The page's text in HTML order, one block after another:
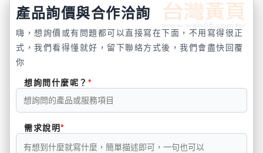
產品詢價與合作洽詢
嗨，想詢價或有問題都可以直接寫在下面，不用寫得很正
式，我們看得懂就好，留下聯絡方式後，我們會盡快回覆
你
想詢問什麼呢？
需求說明